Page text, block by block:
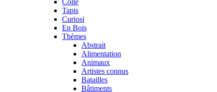
Colle
Tapis
Curiosi
En Bois
Thèmes
Abstrait
Alimentation
Animaux
Artistes connus
Batailles
Bâtiments